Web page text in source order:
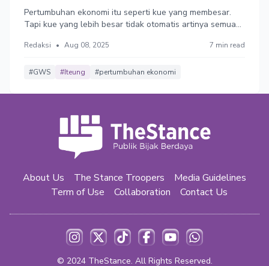
Ekonomi (1)
Pertumbuhan ekonomi itu seperti kue yang membesar.
Tapi kue yang lebih besar tidak otomatis artinya semua
ke depan, manfaat pertumbuhan harus lebih merata.
Redaksi • Aug 08, 2025 7 min read
#GWS #Iteung #pertumbuhan ekonomi
About Us The Stance Troopers
Media Guidelines
Term of Use
Collaboration Contact Us
© 2024 TheStance. All Rights Reserved.